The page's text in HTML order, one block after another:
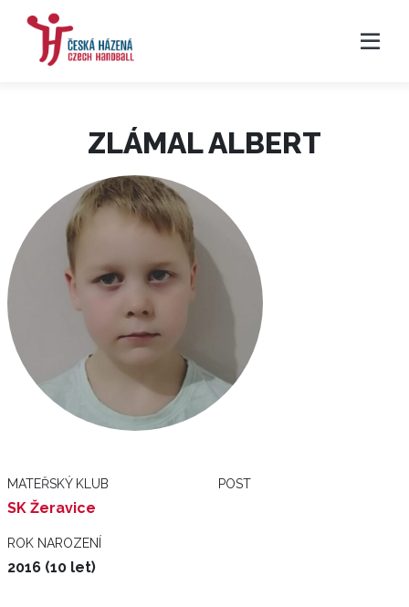
ZLÁMAL ALBERT
MATEŘSKÝ KLUB
SK Žeravice
POST
ROK NAROZENÍ
2016 (10 let)